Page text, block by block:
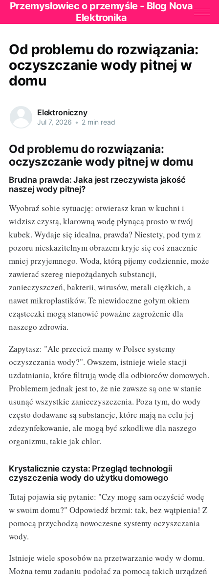
Przemysłowiec o przemyśle - Blog Nova
Elektronika
Od problemu do rozwiązania:
oczyszczanie wody pitnej w
domu
Elektroniczny
Jul 7, 2026 • 2 min read
Od problemu do rozwiązania:
oczyszczanie wody pitnej w domu
Brudna prawda: Jaka jest rzeczywista jakość
naszej wody pitnej?
Wyobraź sobie sytuację: otwierasz kran w kuchni i
widzisz czystą, klarowną wodę płynącą prosto w twój
kubek. Wydaje się idealna, prawda? Niestety, pod tym z
pozoru nieskazitelnym obrazem kryje się coś znacznie
mniej przyjemnego. Woda, którą pijemy codziennie, może
zawierać szereg niepożądanych substancji,
zanieczyszczeń, bakterii, wirusów, metali ciężkich, a
nawet mikroplastików. Te niewidoczne gołym okiem
cząsteczki mogą stanowić poważne zagrożenie dla
naszego zdrowia.
Zapytasz: "Ale przecież mamy w Polsce systemy
oczyszczania wody?". Owszem, istnieje wiele stacji
uzdatniania, które filtrują wodę dla odbiorców domowych.
Problemem jednak jest to, że nie zawsze są one w stanie
usunąć wszystkie zanieczyszczenia. Poza tym, do wody
często dodawane są substancje, które mają na celu jej
zdezynfekowanie, ale mogą być szkodliwe dla naszego
organizmu, takie jak chlor.
Krystalicznie czysta: Przegląd technologii
czyszczenia wody do użytku domowego
Tutaj pojawia się pytanie: "Czy mogę sam oczyścić wodę
w swoim domu?" Odpowiedź brzmi: tak, bez wątpienia! Z
pomocą przychodzą nowoczesne systemy oczyszczania
wody.
Istnieje wiele sposobów na przetwarzanie wody w domu.
Można temu zadaniu podołać za pomocą takich urządzeń